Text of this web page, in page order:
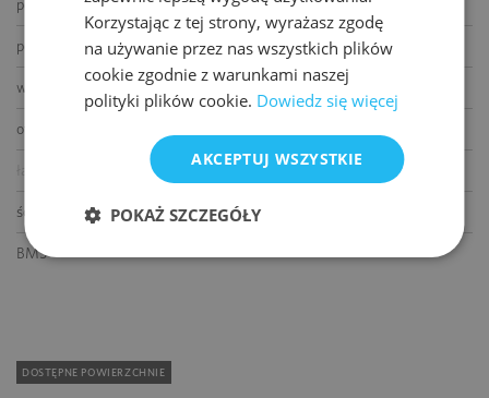
podnoszone podłogi
podwieszane sufity
wykładziny
otwierane okna
łącze światłowodowe
ścianki działowe
BMS
DOSTĘPNE POWIERZCHNIE
Korzystając z tej strony, wyrażasz zgodę
na używanie przez nas wszystkich plików
cookie zgodnie z warunkami naszej
polityki plików cookie. Dowiedz się więcej
AKCEPTUJ WSZYSTKIE
POKAŻ SZCZEGÓŁY